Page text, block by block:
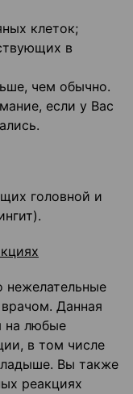
клеток;
в
чем обычно.
если у Вас
головной и
нежелательные
Данная
на любые
в том числе
Вы также
реакциях